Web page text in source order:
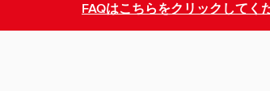
FAQはこちらをクリックしてく